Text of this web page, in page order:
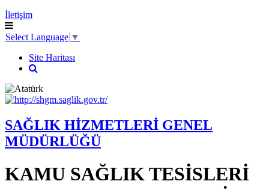
İletişim
Select Language ▼
Site Haritası
SAĞLIK HİZMETLERİ GENEL
MÜDÜRLÜĞÜ
KAMU SAĞLIK TESİSLERİ